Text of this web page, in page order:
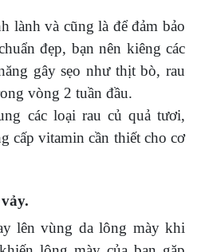
lành và cũng là để đảm bảo
đẹp, bạn nên kiêng các
gây sẹo như thịt bò, rau
vòng 2 tuần đầu.
các loại rau củ quả tươi,
cấp vitamin cần thiết cho cơ
lên vùng da lông mày khi